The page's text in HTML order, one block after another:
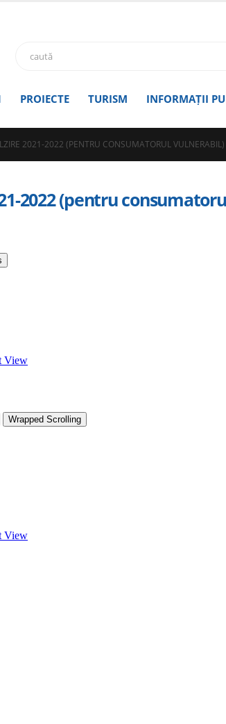
PROIECTE TURISM INFORMAȚII
2021-2022 (PENTRU CONSUMATORUL VULNERABIL)
2022 (pentru